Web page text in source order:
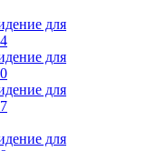
для
для
для
для